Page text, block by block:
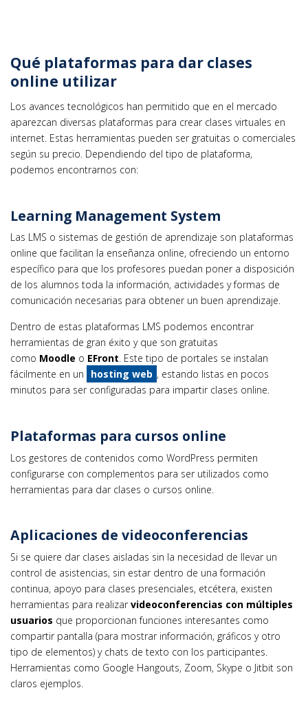
Qué plataformas para dar clases
online utilizar
Los avances tecnológicos han permitido que en el mercado
aparezcan diversas plataformas para crear clases virtuales en
internet. Estas herramientas pueden ser gratuitas o comerciales
según su precio. Dependiendo del tipo de plataforma,
podemos encontrarnos con:
Learning Management System
Las LMS o sistemas de gestión de aprendizaje son plataformas
online que facilitan la enseñanza online, ofreciendo un entorno
específico para que los profesores puedan poner a disposición
de los alumnos toda la información, actividades y formas de
comunicación necesarias para obtener un buen aprendizaje.
Dentro de estas plataformas LMS podemos encontrar
herramientas de gran éxito y que son gratuitas
como Moodle o EFront. Este tipo de portales se instalan
fácilmente en un
hosting web , estando listas en pocos
minutos para ser configuradas para impartir clases online.
Plataformas para cursos online
Los gestores de contenidos como WordPress permiten
configurarse con complementos para ser utilizados como
herramientas para dar clases o cursos online.
Aplicaciones de videoconferencias
Si se quiere dar clases aisladas sin la necesidad de llevar un
control de asistencias, sin estar dentro de una formación
continua, apoyo para clases presenciales, etcétera, existen
herramientas para realizarvideoconferencias con múltiples
usuarios que proporcionan funciones interesantes como
compartir pantalla (para mostrar información, gráficos y otro
tipo de elementos) y chats de texto con los participantes.
Herramientas como Google Hangouts, Zoom, Skype o Jitbit son
claros ejemplos.